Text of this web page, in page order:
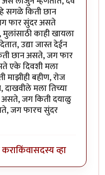
सगळे किती छान
फार सुंदर असते
काही खायला
उद्या जास्त देईन
छान असते, जग फार
एके दिवशी मला
बहीण, रोज
मला तिच्या
असते, जग किती दयाळु
जग फारच सुंदर
किंवासदस्य व्हा